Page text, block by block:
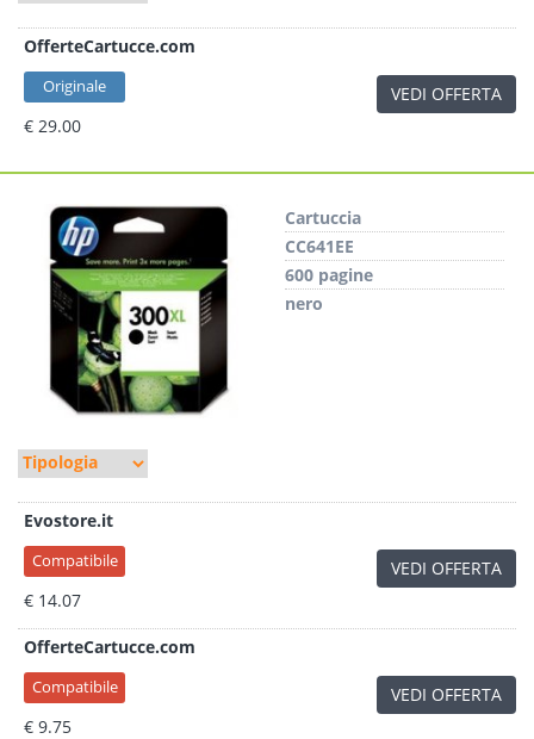
OfferteCartucce.com
Originale
€ 29.00
VEDI OFFERTA
Cartuccia
CC641EE
600 pagine
nero
Evostore.it
Compatibile
€ 14.07
VEDI OFFERTA
OfferteCartucce.com
Compatibile
€ 9.75
VEDI OFFERTA